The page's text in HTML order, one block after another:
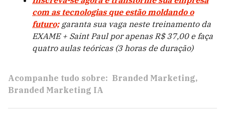
com as tecnologias que estão moldando o
futuro;garanta sua vaga neste treinamento da
EXAME + Saint Paul por apenas R$ 37,00 e faça
quatro aulas teóricas (3 horas de duração)
Acompanhe tudo sobre: Branded Marketing
Branded Marketing IA